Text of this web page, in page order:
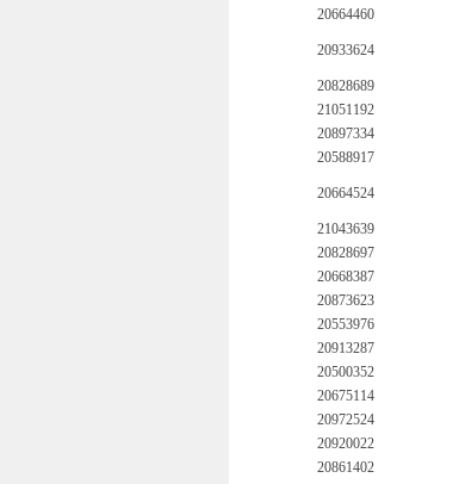
20664460
20933624
20828689
21051192
20897334
20588917
20664524
21043639
20828697
20668387
20873623
20553976
20913287
20500352
20675114
20972524
20920022
20861402